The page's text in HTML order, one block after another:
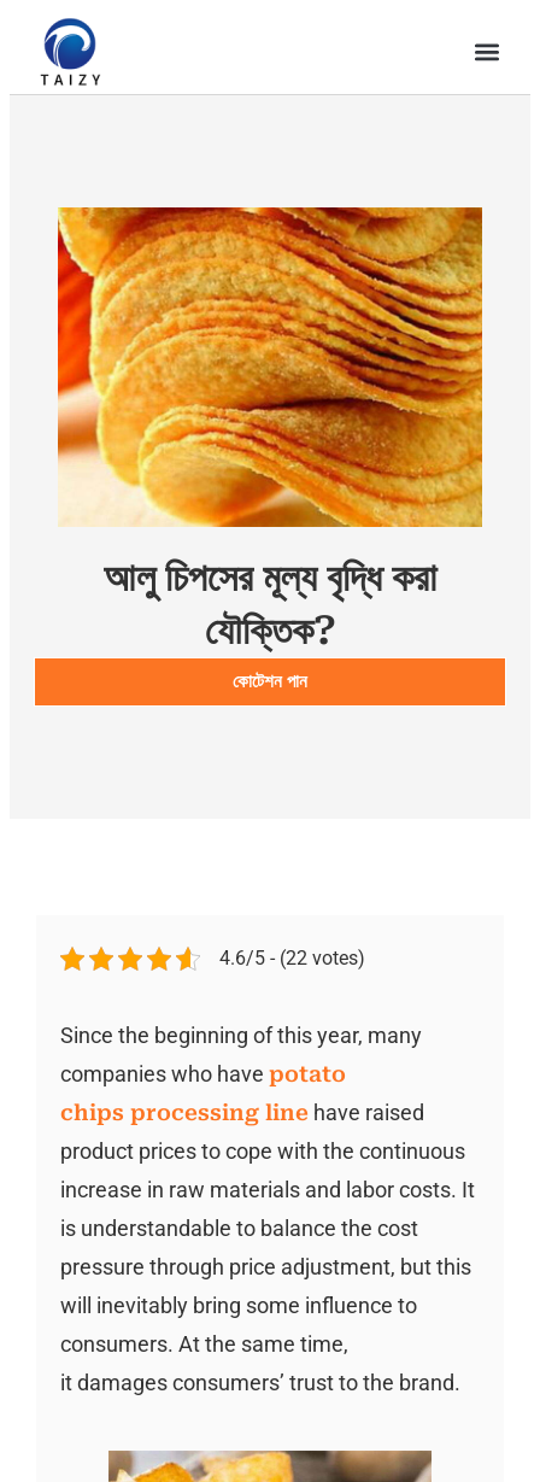
আলু চিপসের মূল্য বৃদ্ধি করা
যৌক্তিক?
কোটেশন পান
4.6/5 - (22 votes)
Since the beginning of this year, many
companies who have potato
chips processing linehave raised
product prices to cope with the continuous
increase in raw materials and labor costs. It
is understandable to balance the cost
pressure through price adjustment, but this
will inevitably bring some influence to
consumers. At the same time,
it damages consumers’ trust to the brand.